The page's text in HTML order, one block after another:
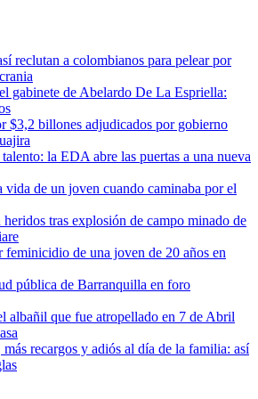
reclutan a colombianos para pelear por
gabinete de Abelardo De La Espriella:
$3,2 billones adjudicados por gobierno
la EDA abre las puertas a una nueva
vida de un joven cuando caminaba por el
tras explosión de campo minado de
feminicidio de una joven de 20 años en
pública de Barranquilla en foro
albañil que fue atropellado en 7 de Abril
recargos y adiós al día de la familia: así